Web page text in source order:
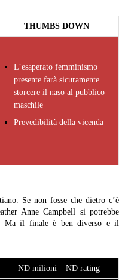
THUMBS DOWN
L’esaperato femminismo
presente farà sicuramente
storcere il naso al pubblico
maschile
Prevedibilità della vicenda
Se non fosse che dietro c’è
Anne Campbell si potrebbe
Ma il finale è ben diverso e il
ND milioni – ND rating